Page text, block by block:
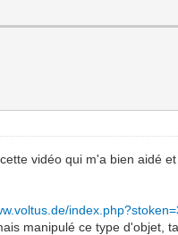
vidéo qui m'a bien aidé
manipulé ce type d'objet,